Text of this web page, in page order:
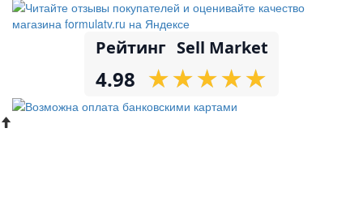
Рейтинг Sell Market
4.98 ★
★★
★★
★★
★★
★